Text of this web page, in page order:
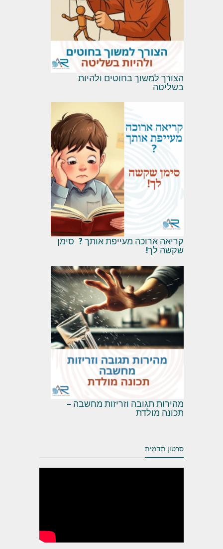
הצורך למשוך בחוטים ולהיות
בשליטה
קריאה ארוכה מעייפת אותך ? סימן
שקשה לך!
מהירות תגובה וזריזות מחשבה –
תכונה מולדת
סרטון תדמית